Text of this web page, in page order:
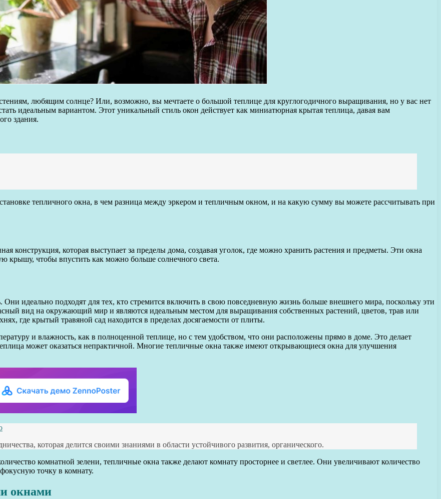
любящим солнце? Или, возможно, вы мечтаете о большой теплице для круглогодичного выращивания, но у вас нет
идеальным вариантом. Этот уникальный стиль окон действует как миниатюрная крытая теплица, давая вам
здания.
тепличного окна, в чем разница между эркером и тепличным окном, и на какую сумму вы можете рассчитывать при
конструкция, которая выступает за пределы дома, создавая уголок, где можно хранить растения и предметы. Эти окна
крышу, чтобы впустить как можно больше солнечного света.
идеально подходят для тех, кто стремится включить в свою повседневную жизнь больше внешнего мира, поскольку эти
вид на окружающий мир и являются идеальным местом для выращивания собственных растений, цветов, трав или
где крытый травяной сад находится в пределах досягаемости от плиты.
и влажность, как в полноценной теплице, но с тем удобством, что они расположены прямо в доме. Это делает
может оказаться непрактичной. Многие тепличные окна также имеют открывающиеся окна для улучшения
которая делится своими знаниями в области устойчивого развития, органического.
комнатной зелени, тепличные окна также делают комнату просторнее и светлее. Они увеличивают количество
точку в комнату.
окнами